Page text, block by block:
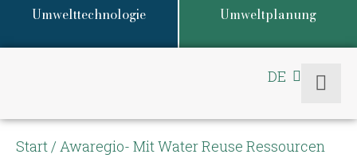
Umwelttechnologie Umweltplanung
DE
EN
Start/Awaregio- Mit Water Reuse Ressourcen